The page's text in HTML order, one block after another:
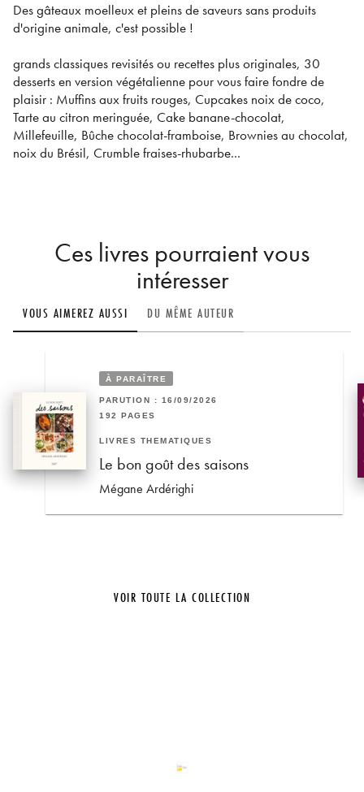
Des gâteaux moelleux et pleins de saveurs sans produits
d'origine animale, c'est possible !
grands classiques revisités ou recettes plus originales, 30
desserts en version végétalienne pour vous faire fondre de
plaisir : Muffins aux fruits rouges, Cupcakes noix de coco,
Tarte au citron meringuée, Cake banane-chocolat,
Millefeuille, Bûche chocolat-framboise, Brownies au chocolat,
noix du Brésil, Crumble fraises-rhubarbe...
Ces livres pourraient vous
intéresser
VOUS AIMEREZ AUSSI DU MÊME AUTEUR
À PARAÎTRE
PARUTION : 16/09/2026
192 PAGES
LIVRES THÉMATIQUES
Le bon goût des saisons
Mégane Ardérighi
VOIR TOUTE LA COLLECTION